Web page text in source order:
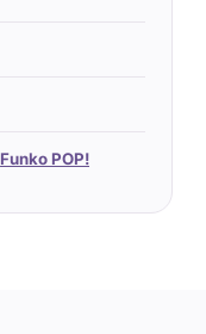
Funko POP!